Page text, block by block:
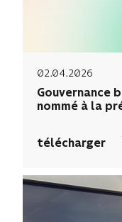
02.04.2026
Gouvernance
nommé à la
télécharger